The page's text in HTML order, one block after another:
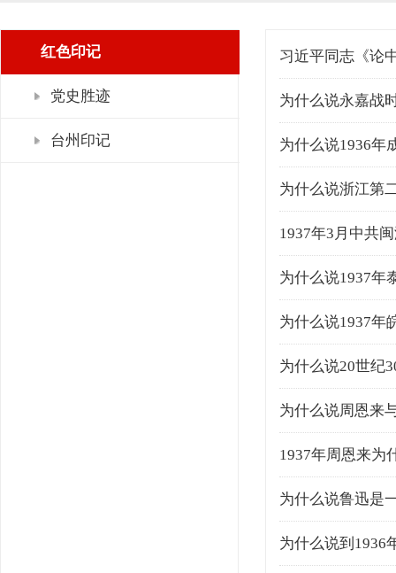
红色印记
党史胜迹
台州印记
习近平同志《论
为什么说永嘉战
为什么说1936年
为什么说浙江第
1937年3月中共
为什么说1937年
为什么说1937年
为什么说20世纪
为什么说周恩来
1937年周恩来为
为什么说鲁迅是
为什么说到1936